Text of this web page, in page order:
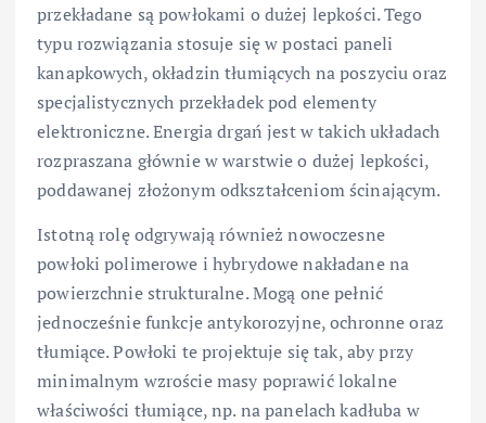
przekładane są powłokami o dużej lepkości. Tego
typu rozwiązania stosuje się w postaci paneli
kanapkowych, okładzin tłumiących na poszyciu oraz
specjalistycznych przekładek pod elementy
elektroniczne. Energia drgań jest w takich układach
rozpraszana głównie w warstwie o dużej lepkości,
poddawanej złożonym odkształceniom ścinającym.
Istotną rolę odgrywają również nowoczesne
powłoki polimerowe i hybrydowe nakładane na
powierzchnie strukturalne. Mogą one pełnić
jednocześnie funkcje antykorozyjne, ochronne oraz
tłumiące. Powłoki te projektuje się tak, aby przy
minimalnym wzroście masy poprawić lokalne
właściwości tłumiące, np. na panelach kadłuba w